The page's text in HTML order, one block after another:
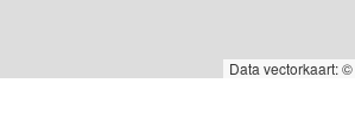
Data vectorkaart: ©